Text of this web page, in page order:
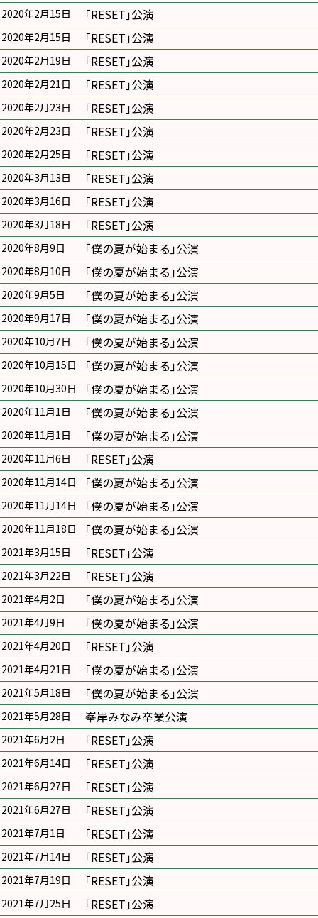
2020年2月15日 ｢RESET｣公演
2020年2月15日 ｢RESET｣公演
2020年2月19日 ｢RESET｣公演
2020年2月21日 ｢RESET｣公演
2020年2月23日 ｢RESET｣公演
2020年2月23日 ｢RESET｣公演
2020年2月25日 ｢RESET｣公演
2020年3月13日 ｢RESET｣公演
2020年3月16日 ｢RESET｣公演
2020年3月18日 ｢RESET｣公演
2020年8月9日 ｢僕の夏が始まる｣公演
2020年8月10日 ｢僕の夏が始まる｣公演
2020年9月5日 ｢僕の夏が始まる｣公演
2020年9月17日 ｢僕の夏が始まる｣公演
2020年10月7日 ｢僕の夏が始まる｣公演
2020年10月15日 ｢僕の夏が始まる｣公演
2020年10月30日 ｢僕の夏が始まる｣公演
2020年11月1日 ｢僕の夏が始まる｣公演
2020年11月1日 ｢僕の夏が始まる｣公演
2020年11月6日 ｢RESET｣公演
2020年11月14日 ｢僕の夏が始まる｣公演
2020年11月14日 ｢僕の夏が始まる｣公演
2020年11月18日 ｢僕の夏が始まる｣公演
2021年3月15日 ｢RESET｣公演
2021年3月22日 ｢RESET｣公演
2021年4月2日 ｢僕の夏が始まる｣公演
2021年4月9日 ｢僕の夏が始まる｣公演
2021年4月20日 ｢RESET｣公演
2021年4月21日 ｢僕の夏が始まる｣公演
2021年5月18日 ｢僕の夏が始まる｣公演
2021年5月28日 峯岸みなみ卒業公演
2021年6月2日 ｢RESET｣公演
2021年6月14日 ｢RESET｣公演
2021年6月27日 ｢RESET｣公演
2021年6月27日 ｢RESET｣公演
2021年7月1日 ｢RESET｣公演
2021年7月14日 ｢RESET｣公演
2021年7月19日 ｢RESET｣公演
2021年7月25日 ｢RESET｣公演